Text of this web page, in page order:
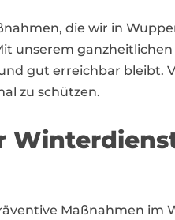
die wir in
unserem
gut erreichbar bleibt.
zu schützen.
Maßnahmen im